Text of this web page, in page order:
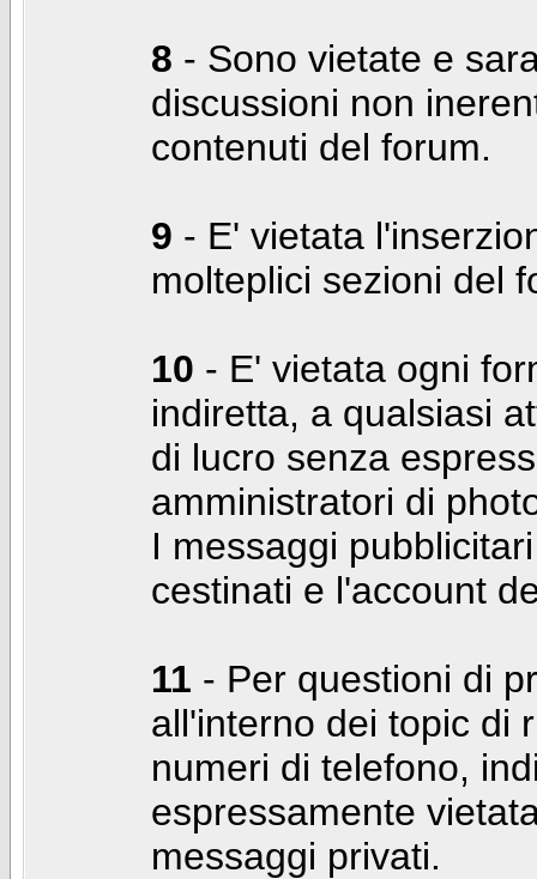
8 - Sono vietate e
discussioni non
contenuti del forum.
9 - E' vietata
molteplici sezioni del
10 - E' vietata ogni
indiretta, a qualsiasi
di lucro senza
amministratori di
I messaggi
cestinati e l'account
11 - Per questioni di
all'interno dei topic di
numeri di telefono,
espressamente
messaggi privati.